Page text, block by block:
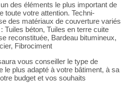
des éléments le plus important de
toute votre attention. Techni-
des matériaux de couverture variés
Tuiles béton, Tuiles en terre cuite
reconstituée, Bardeau bitumineux,
Fibrociment
vous conseiller le type de
le plus adapté à votre bâtiment, à sa
budget et vos souhaits